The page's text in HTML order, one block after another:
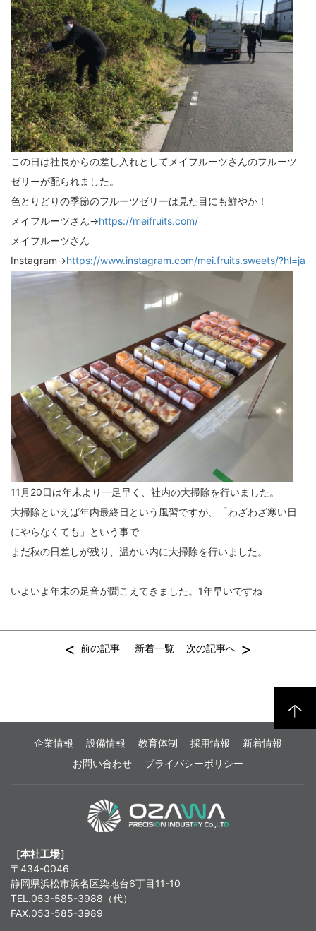
この日は社長からの差し入れとしてメイフルーツさんのフルーツ
ゼリーが配られました。
色とりどりの季節のフルーツゼリーは見た目にも鮮やか！
メイフルーツさん→https://meifruits.com/
メイフルーツさん
Instagram→https://www.instagram.com/mei.fruits.sweets/?hl=ja
11月20日は年末より一足早く、社内の大掃除を行いました。
大掃除といえば年内最終日という風習ですが、「わざわざ寒い日
にやらなくても」という事で
まだ秋の日差しが残り、温かい内に大掃除を行いました。
いよいよ年末の足音が聞こえてきました。1年早いですね
< 前の記事 新着一覧 次の記事へ >
企業情報 設備情報 教育体制 採用情報
新着情報
お問い合わせ
プライバシーポリシー
［本社工場］
〒434-0046
静岡県浜松市浜名区染地台6丁目11-10
TEL.053-585-3988（代）
FAX.053-585-3989